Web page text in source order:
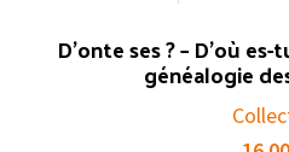
D’onte ses ? – D’où
généalogie